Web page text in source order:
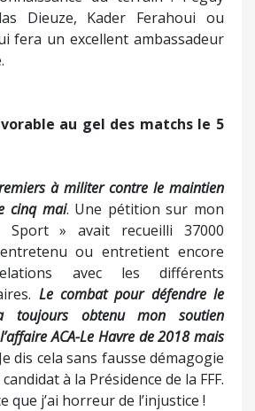
Dieuze, Kader Ferahoui ou
fera un excellent ambassadeur
au gel des matchs le 5
à militer contre le maintien
cinq mai. Une pétition sur mon
Sport » avait recueilli 37000
entretenu ou entretient encore
avec les différents
Le combat pour défendre le
toujours obtenu mon soutien
ACA-Le Havre de 2018 mais
Je dis cela sans fausse démagogie
à la Présidence de la FFF.
que j’ai horreur de l’injustice !